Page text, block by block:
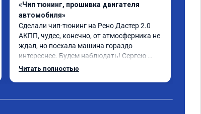
«Чип тюнинг, прошивка двигателя
автомобиля»
Сделали чип-тюнинг на Рено Дастер 2.0
АКПП, чудес, конечно, от атмосферника не
ждал, но поехала машина гораздо
интереснее. Будем наблюдать! Сергею
отдельное спасибо за профессионально
Читать полностью